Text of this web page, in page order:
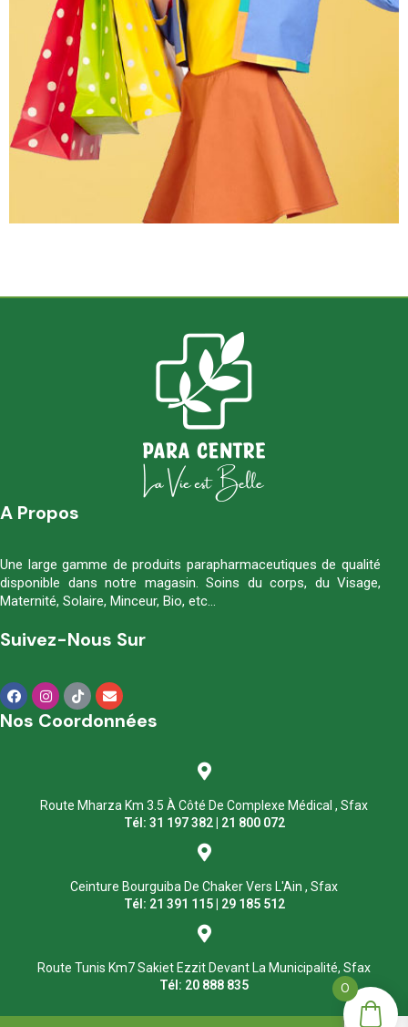
A Propos
Une large gamme de produits parapharmaceutiques de qualité
disponible dans notre magasin. Soins du corps, du Visage,
Maternité, Solaire, Minceur, Bio, etc…
Suivez-Nous Sur
Nos Coordonnées
Route Mharza Km 3.5 À Côté De Complexe Médical , Sfax
Tél: 31 197 382 | 21 800 072
Ceinture Bourguiba De Chaker Vers L'Ain , Sfax
Tél: 21 391 115 | 29 185 512
Route Tunis Km7 Sakiet Ezzit Devant La Municipalité, Sfax
Tél: 20 888 835
0